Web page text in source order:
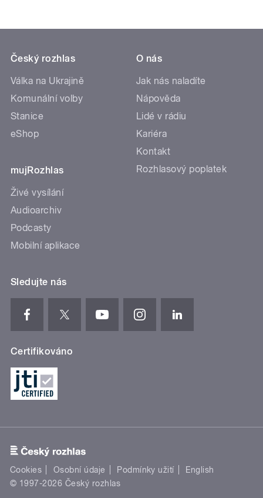
Český rozhlas
Válka na Ukrajině
Komunální volby
Stanice
eShop
mujRozhlas
Živé vysílání
Audioarchiv
Podcasty
Mobilní aplikace
O nás
Jak nás naladíte
Nápověda
Lidé v rádiu
Kariéra
Kontakt
Rozhlasový poplatek
Sledujte nás
Certifikováno
Cookies Osobní údaje Podmínky užití
English
© 1997-2026 Český rozhlas